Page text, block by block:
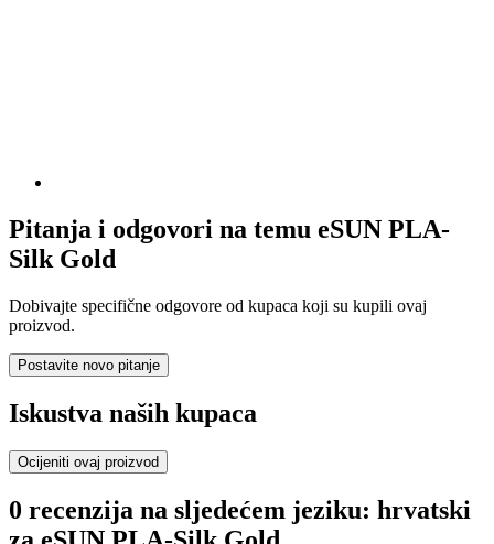
Pitanja i odgovori na temu eSUN PLA-
Silk Gold
Dobivajte specifične odgovore od kupaca koji su kupili ovaj
proizvod.
Postavite novo pitanje
Iskustva naših kupaca
Ocijeniti ovaj proizvod
0 recenzija na sljedećem jeziku: hrvatski